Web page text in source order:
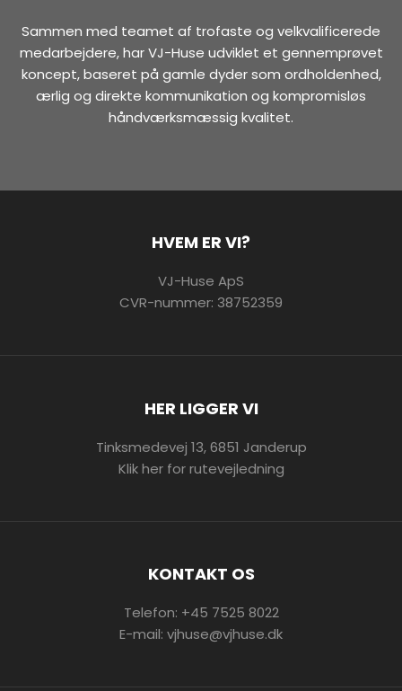
Sammen med teamet af trofaste og velkvalificerede
medarbejdere, har VJ-Huse udviklet et gennemprøvet
koncept, baseret på gamle dyder som ordholdenhed,
ærlig og direkte kommunikation og kompromisløs
håndværksmæssig kvalitet.
HVEM ER VI?
VJ-Huse ApS
CVR-nummer: 38752359
HER LIGGER VI
Tinksmedevej 13, 6851 Janderup
Klik her for rutevejledning
KONTAKT OS
Telefon: +45 7525 8022
E-mail: vjhuse@vjhuse.dk